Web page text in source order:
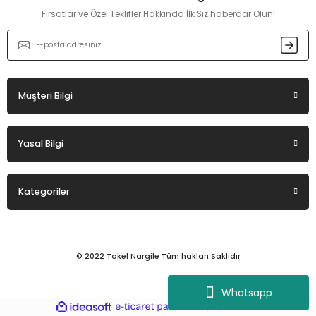
Whatsapp
Ürün fiyatı diğer sitelerden daha pahalı.
Bu ürüne benzer farklı alternatifler olmalı.
Fırsatlar ve Özel Teklifler Hakkında İlk Siz haberdar Olun!
Müşteri Bilgi
Yasal Bilgi
Kategoriler
© 2022 Tokel Nargile Tüm hakları Saklıdır
ideasoft